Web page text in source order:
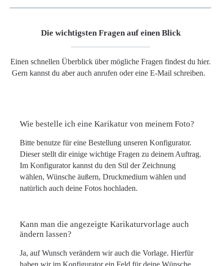
Die wichtigsten Fragen auf einen Blick
Einen schnellen Überblick über mögliche Fragen findest du hier.
Gern kannst du aber auch anrufen oder eine E-Mail schreiben.
Wie bestelle ich eine Karikatur von meinem Foto?
Bitte benutze für eine Bestellung unseren Konfigurator.
Dieser stellt dir einige wichtige Fragen zu deinem Auftrag.
Im Konfigurator kannst du den Stil der Zeichnung
wählen, Wünsche äußern, Druckmedium wählen und
natürlich auch deine Fotos hochladen.
Kann man die angezeigte Karikaturvorlage auch
ändern lassen?
Ja, auf Wunsch verändern wir auch die Vorlage. Hierfür
haben wir im Konfigurator ein Feld für deine Wünsche